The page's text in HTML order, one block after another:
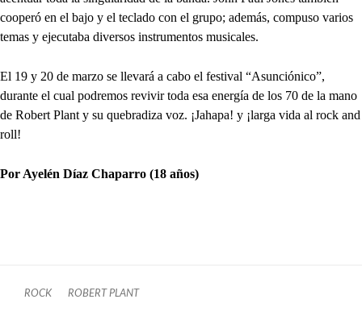
cooperó en el bajo y el teclado con el grupo; además, compuso varios
temas y ejecutaba diversos instrumentos musicales.
El 19 y 20 de marzo se llevará a cabo el festival “Asunciónico”,
durante el cual podremos revivir toda esa energía de los 70 de la mano
de Robert Plant y su quebradiza voz. ¡Jahapa! y ¡larga vida al rock and
roll!
Por Ayelén Díaz Chaparro (18 años)
ROCK ROBERT PLANT